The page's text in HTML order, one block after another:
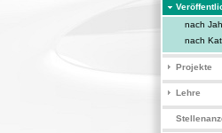
nach
nach
Projekte
Lehre